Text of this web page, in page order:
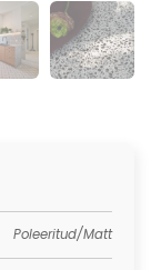
Poleeritud/Matt